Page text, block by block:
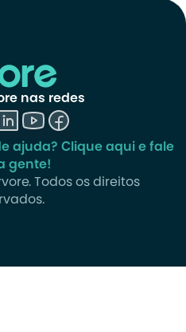
nas redes
ajuda? Clique aqui e fale
gente!
Todos os direitos